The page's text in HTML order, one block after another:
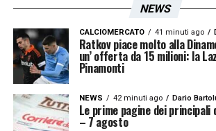
NEWS
CALCIOMERCATO 41 minuti ago
Ratkov piace molto alla
un’ offerta da 15 milioni: la
Pinamonti
NEWS 42 minuti ago Dario
Le prime pagine dei
– 7 agosto